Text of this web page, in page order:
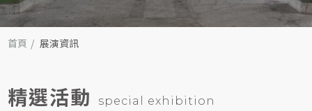
首頁 展演資訊
精選活動 special exhibition